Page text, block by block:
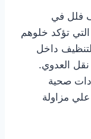
فلل في
تؤكد خلوهم
داخل
نقل العدوي.
صحية
مزاولة